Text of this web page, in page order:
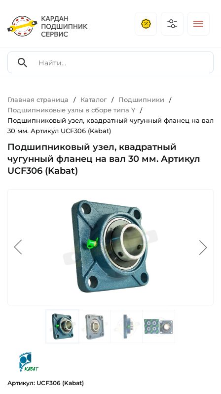
Главная страница / Каталог / Подшипники /
Подшипниковые узлы в сборе типа Y /
Подшипниковый узел, квадратный чугунный фланец на вал
30 мм. Артикул UCF306 (Kabat)
Подшипниковый узел, квадратный
чугунный фланец на вал 30 мм. Артикул
UCF306 (Kabat)
Артикул: UCF306 (Kabat)